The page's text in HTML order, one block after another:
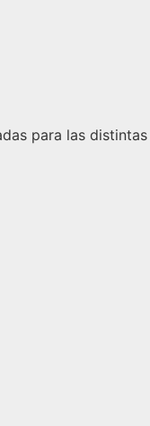
para las